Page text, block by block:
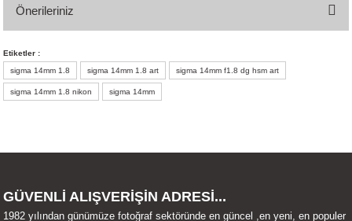
Önerileriniz
yetersiz gördüğünüz noktaları öneri formunu kullanarak tarafımıza
iletebilirsiniz.
Görüş ve önerileriniz için teşekkür ederiz.
Ürün açıklamasında eksik bilgiler bulunuyor.
Ürün fiyatı diğer sitelerden daha pahalı.
Etiketler :
sigma 14mm 1.8
sigma 14mm 1.8 art sigma 14mm f1.8 dg hsm art
sigma 14mm 1.8 nikon sigma 14mm
GÜVENLİ ALIŞVERİŞİN ADRESİ...
1982 yılından günümüze fotoğraf sektöründe en güncel ,en yeni, en populer